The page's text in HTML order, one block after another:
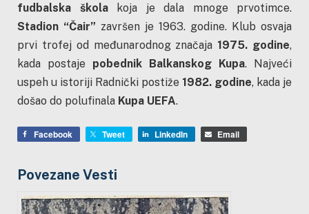
fudbalska školakoja je dala mnoge prvotimce.
Stadion “Čair” završen je 1963. godine. Klub osvaja
prvi trofej od međunarodnog značaja 1975. godine,
kada postaje pobednik Balkanskog Kupa. Najveći
uspeh u istoriji Radnički postiže 1982. godine, kada je
došao do polufinala Kupa UEFA.
Facebook Tweet LinkedIn Email
Povezane Vesti